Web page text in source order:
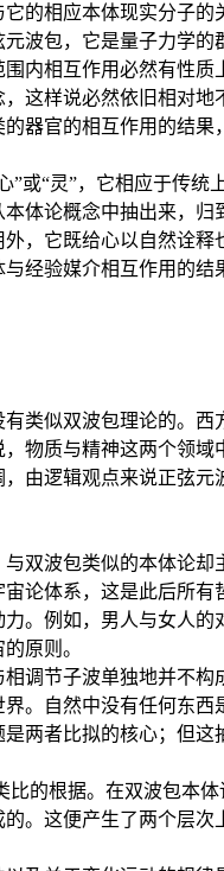
的相应本体现实分子
波包，它是量子力学
内相互作用必然有性
这样说必然依旧相对
器官的相互作用的结
或“灵”，它相应于传
体论概念中抽出来，
，它既给心以自然诠
经验媒介相互作用的
类似双波包理论的。
物质与精神这两个领
由逻辑观点来说正弦
双波包类似的本体论
论体系，这是此后所
。例如，男人与女人
原则。
调节子波单独地并不
。自然中没有任何东
两者比拟的核心；但
的根据。在双波包本
。这便产生了两个层